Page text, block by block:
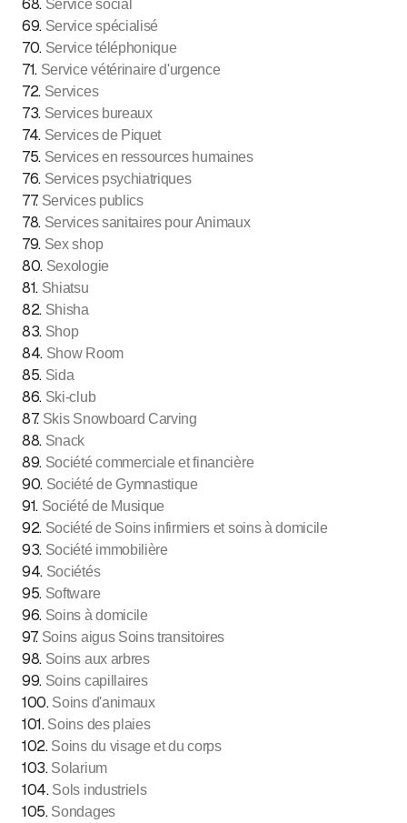
68. Service social
69. Service spécialisé
70. Service téléphonique
71. Service vétérinaire d'urgence
72. Services
73. Services bureaux
74. Services de Piquet
75. Services en ressources humaines
76. Services psychiatriques
77. Services publics
78. Services sanitaires pour Animaux
79. Sex shop
80. Sexologie
81. Shiatsu
82. Shisha
83. Shop
84. Show Room
85. Sida
86. Ski-club
87. Skis Snowboard Carving
88. Snack
89. Société commerciale et financière
90. Société de Gymnastique
91. Société de Musique
92. Société de Soins infirmiers et soins à domicile
93. Société immobilière
94. Sociétés
95. Software
96. Soins à domicile
97. Soins aigus Soins transitoires
98. Soins aux arbres
99. Soins capillaires
100. Soins d'animaux
101. Soins des plaies
102. Soins du visage et du corps
103. Solarium
104. Sols industriels
105. Sondages